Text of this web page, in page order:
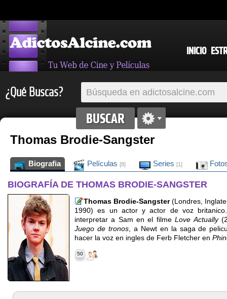
INICIO
¿Qué Buscas?
Thomas Brodie-Sangster
Biografia Películas [8] Series [1]
BIOGRAFÍA DE THOMAS BRODIE-SANGSTER
Thomas Brodie-Sangster(Londres,
1990) es un actor y actor de voz
interpretar a Sam en el filmeLove Actually
Juego de tronos, a Newt en la saga de
hacer la voz en ingles de Ferb Fletcher en
50